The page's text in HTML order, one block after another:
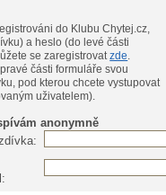
do Klubu Chytej.cz,
a heslo (do levé části
můžete se zaregistrovatzde.
části formuláře svou
pod kterou chcete vystupovat
uživatelem).
anonymně